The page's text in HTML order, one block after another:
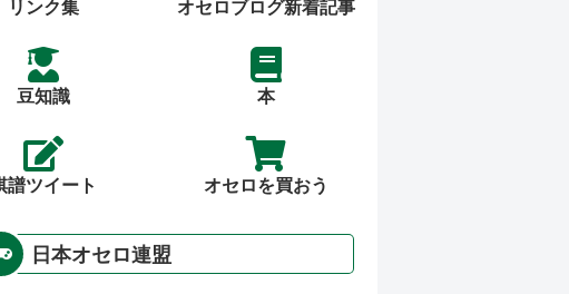
リンク集 オセロブログ新着記事
豆知識 本
譜ツイート オセロを買おう
日本オセロ連盟